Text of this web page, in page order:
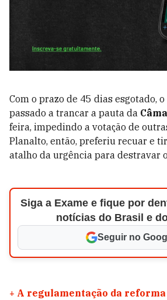
Com o prazo de 45 dias esgotado,
passado a trancar a pauta da
feira, impedindo a votação de
Planalto, então, preferiu recuar e
atalho da urgência para destravar
Siga a Exame e fique por
notícias do Brasil e
Seguir no
+ A regulamentação da